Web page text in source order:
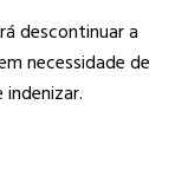
descontinuar a
necessidade de